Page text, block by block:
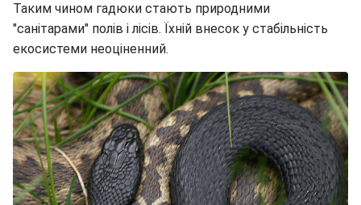
Таким чином гадюки стають природними
"санітарами" полів і лісів. Їхній внесок у стабільність
екосистеми неоціненний.